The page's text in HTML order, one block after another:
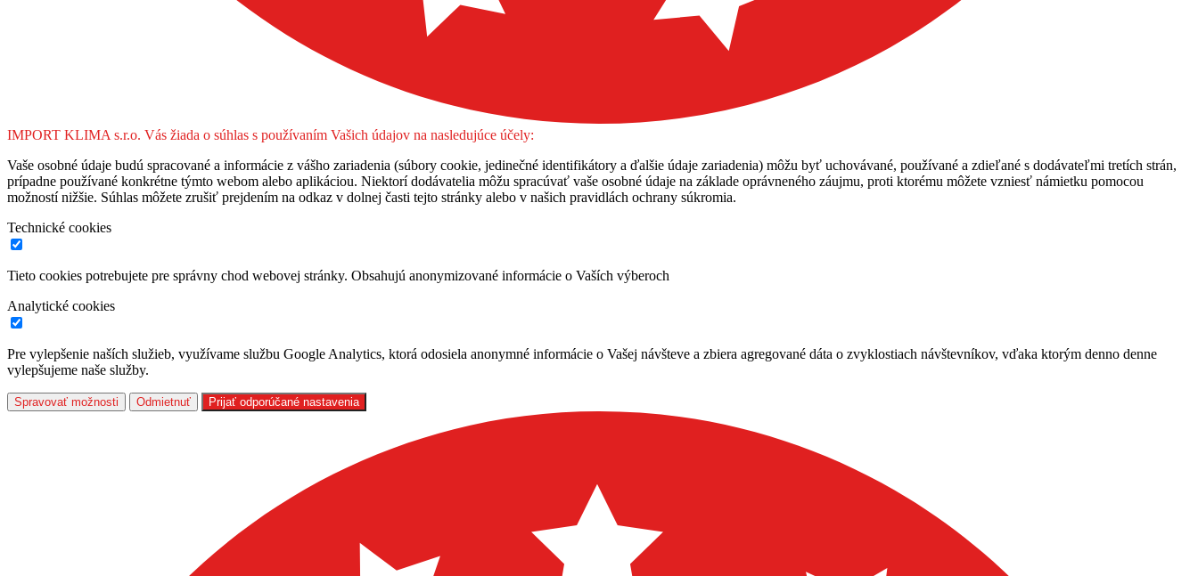
IMPORT KLIMA s.r.o. Vás žiada o súhlas s používaním Vašich údajov na nasledujúce účely:
Vaše osobné údaje budú spracované a informácie z vášho zariadenia (súbory cookie, jedinečné identifikátory a ďalšie údaje zariadenia) môžu byť uchovávané, používané a zdieľané s dodávateľmi tretích strán,
prípadne používané konkrétne týmto webom alebo aplikáciou. Niektorí dodávatelia môžu spracúvať vaše osobné údaje na základe oprávneného záujmu, proti ktorému môžete vzniesť námietku pomocou
možností nižšie. Súhlas môžete zrušiť prejdením na odkaz v dolnej časti tejto stránky alebo v našich pravidlách ochrany súkromia.
Technické cookies
Tieto cookies potrebujete pre správny chod webovej stránky. Obsahujú anonymizované informácie o Vaších výberoch
Analytické cookies
Pre vylepšenie naších služieb, využívame službu Google Analytics, ktorá odosiela anonymné informácie o Vašej návšteve a zbiera agregované dáta o zvyklostiach návštevníkov, vďaka ktorým denno denne
vylepšujeme naše služby.
Spravovať možnosti Odmietnuť Prijať odporúčané nastavenia